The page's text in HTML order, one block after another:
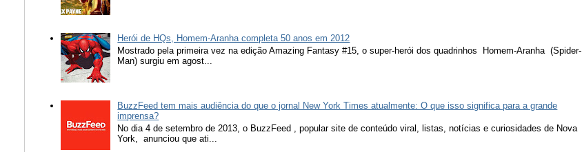
Herói de HQs, Homem-Aranha completa 50 anos em 2012
Mostrado pela primeira vez na edição Amazing Fantasy #15, o super-herói dos quadrinhos Homem-Aranha (Spider-
Man) surgiu em agost...
BuzzFeed tem mais audiência do que o jornal New York Times atualmente: O que isso significa para a grande
imprensa?
No dia 4 de setembro de 2013, o BuzzFeed , popular site de conteúdo viral, listas, notícias e curiosidades de Nova
York, anunciou que ati...